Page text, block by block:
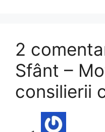
2
Sfânt –
consilierii